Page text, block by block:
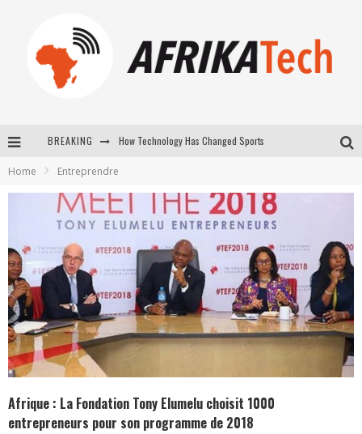
BREAKING
New to online sports betting? Consider These Tips to Play Your First Online Sports Betting Successfully
How Technology Has Changed Sports
Home Entreprendre
Afrique : La Fondation Tony Elumelu choisit 1000
entrepreneurs pour son programme de 2018